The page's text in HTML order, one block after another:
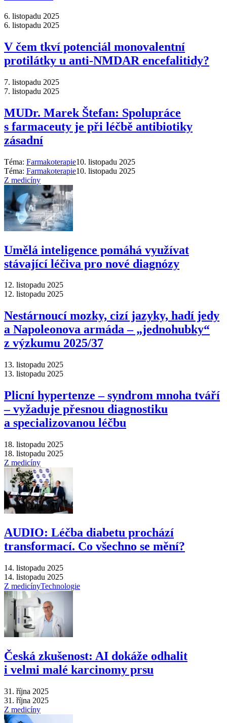
6. listopadu 2025
6. listopadu 2025
V čem tkví potenciál monovalentní
protilátky u anti-NMDAR encefalitidy?
7. listopadu 2025
7. listopadu 2025
MUDr. Marek Štefan: Spolupráce
s farmaceuty je při léčbě antibiotiky
zásadní
Téma: Farmakoterapie10. listopadu 2025
Téma: Farmakoterapie10. listopadu 2025
Z medicíny
Umělá inteligence pomáhá využívat
stávající léčiva pro nové diagnózy
12. listopadu 2025
12. listopadu 2025
Nestárnoucí mozky, cizí jazyky, hadí jedy
a Napoleonova armáda –⁠ „jednohubky“
z výzkumu 2025/37
13. listopadu 2025
13. listopadu 2025
Plicní hypertenze –⁠ syndrom mnoha tváří
–⁠ vyžaduje přesnou diagnostiku
a specializovanou léčbu
18. listopadu 2025
18. listopadu 2025
Z medicíny
AUDIO: Léčba diabetu prochází
transformací. Co všechno se mění?
14. listopadu 2025
14. listopadu 2025
Z medicínyTechnologie
Česká zkušenost: AI dokáže odhalit
i velmi malé karcinomy prsu
31. října 2025
31. října 2025
Z medicíny